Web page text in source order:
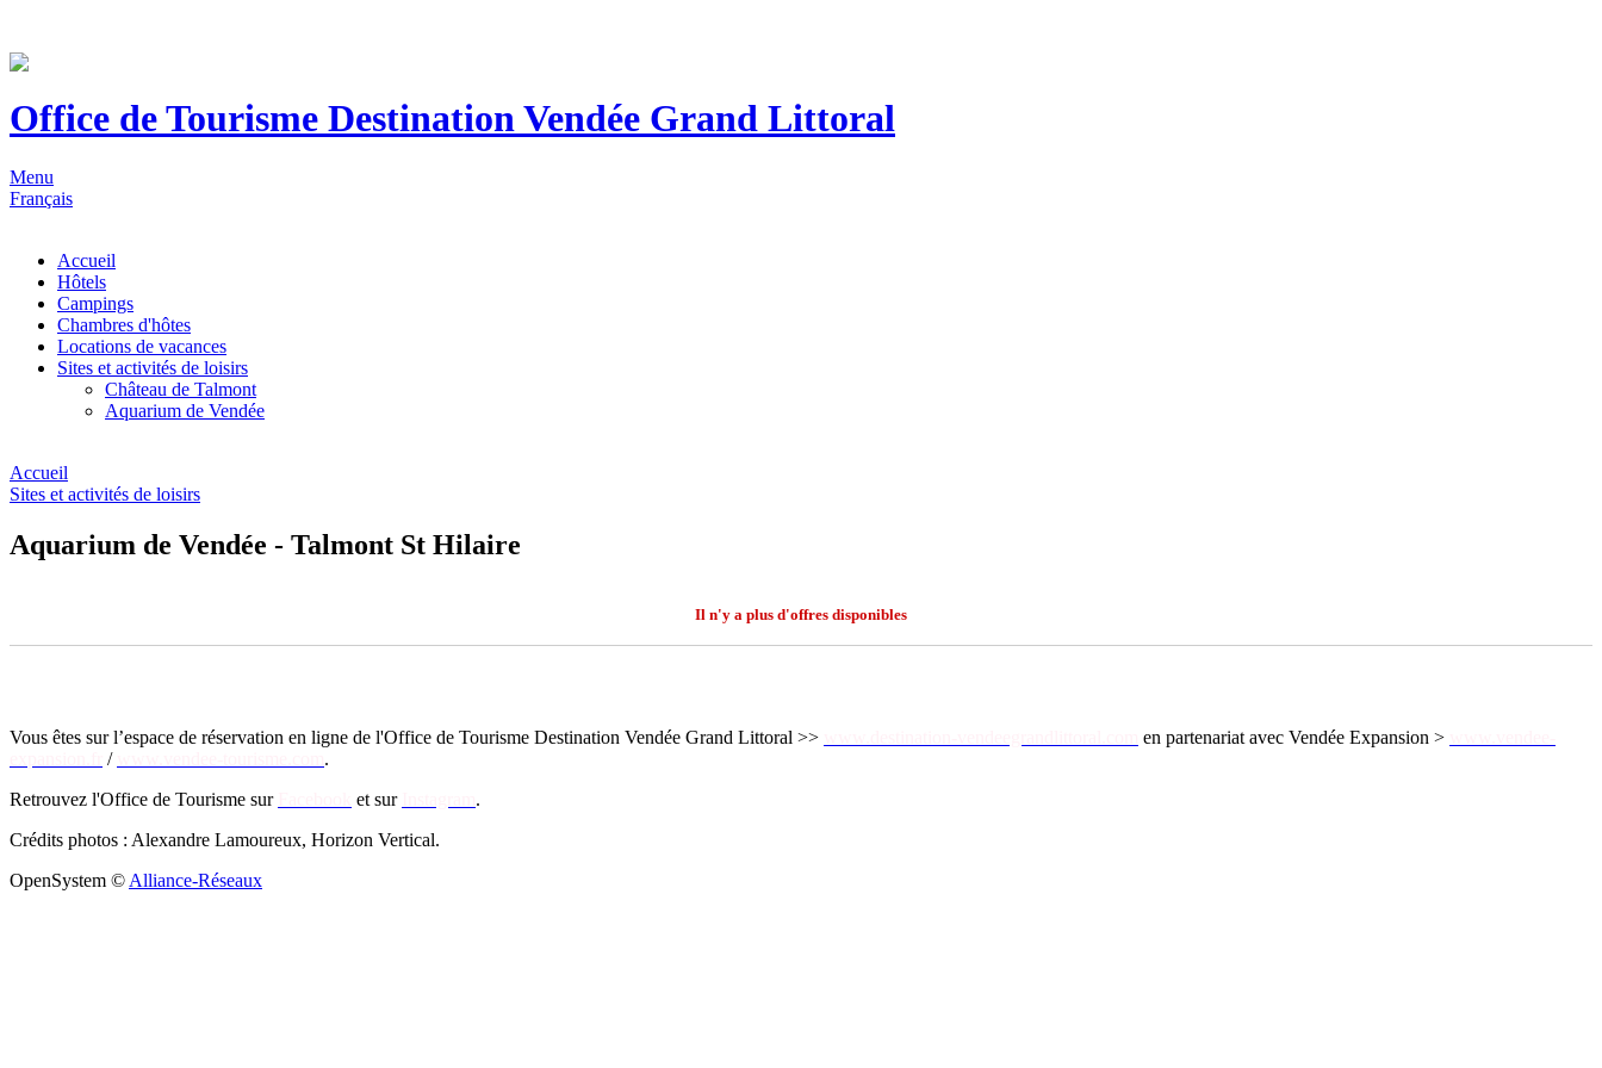
Office de Tourisme Destination Vendée Grand Littoral
Menu
Français
Accueil
Hôtels
Campings
Chambres d'hôtes
Locations de vacances
Sites et activités de loisirs
Château de Talmont
Aquarium de Vendée
Accueil
Sites et activités de loisirs
Aquarium de Vendée - Talmont St Hilaire
Il n'y a plus d'offres disponibles
Vous êtes sur l’espace de réservation en ligne de l'Office de Tourisme Destination Vendée Grand Littoral >> en partenariat avec Vendée Expansion >
/
.
Retrouvez l'Office de Tourisme sur
et sur
.
Crédits photos : Alexandre Lamoureux, Horizon Vertical.
OpenSystem © Alliance-Réseaux